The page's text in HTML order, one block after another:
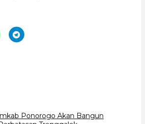
Ponorogo Akan Bangun